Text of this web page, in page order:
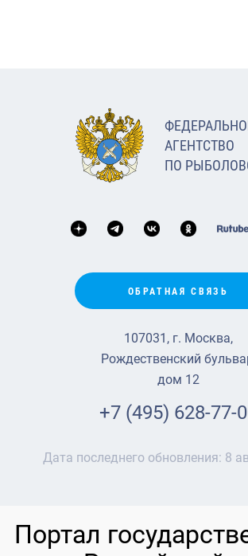
АГЕНТСТВО
ПО
ОБРАТНАЯ СВЯЗЬ
107031, г. Москва,
Рождественский
дом 12
+7 (495) 628-77-
Дата последнего обновления: 8
Портал